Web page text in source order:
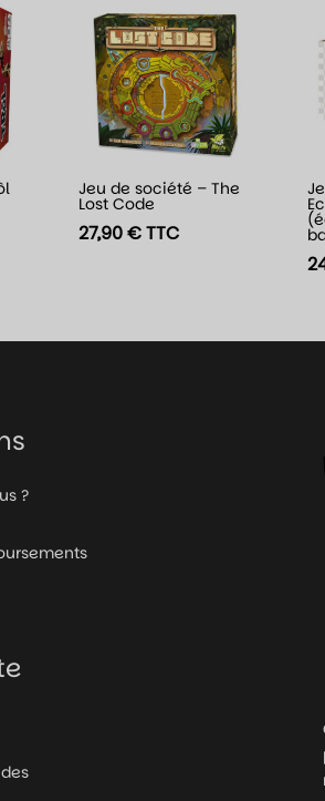
Jeu de société – The
Lost Code
27,90€TTC
?